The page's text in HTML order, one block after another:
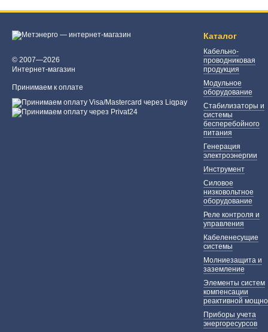
© 2007—2026
Интернет-магазин
Принимаем к оплате
Каталог
Кабельно-
проводниковая
продукция
Модульное
оборудование
Стабилизаторы и
системы
бесперебойного
питания
Генерация
электроэнергии
Инструмент
Силовое
низковольтное
оборудование
Реле контроля и
управления
Кабеленесущие
системы
Молниезащита и
заземление
Элементы систем
компенсации
реактивной
Приборы учета
энергоресурсов